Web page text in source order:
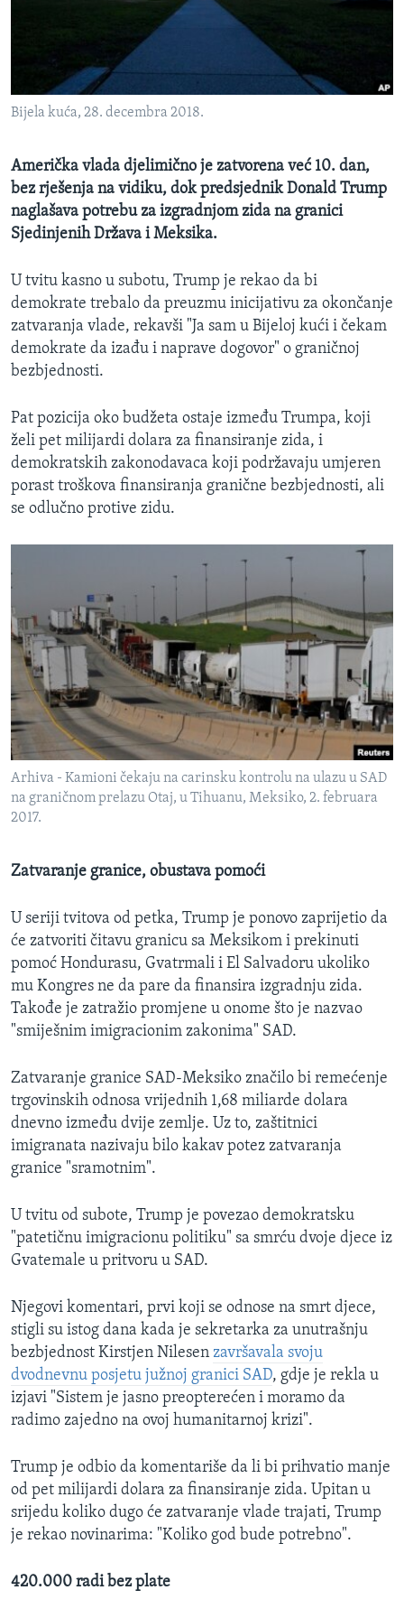
O GLASU AMERIKE
Learning English
Jezici
Bijela kuća, 28. decembra 2018.
Američka vlada djelimično je zatvorena već 10. dan,
bez rješenja na vidiku, dok predsjednik Donald Trump
naglašava potrebu za izgradnjom zida na granici
Sjedinjenih Država i Meksika.
U tvitu kasno u subotu, Trump je rekao da bi
demokrate trebalo da preuzmu inicijativu za okončanje
zatvaranja vlade, rekavši "Ja sam u Bijeloj kući i čekam
demokrate da izađu i naprave dogovor" o graničnoj
bezbjednosti.
Pat pozicija oko budžeta ostaje između Trumpa, koji
želi pet milijardi dolara za finansiranje zida, i
demokratskih zakonodavaca koji podržavaju umjeren
porast troškova finansiranja granične bezbjednosti, ali
se odlučno protive zidu.
Arhiva - Kamioni čekaju na carinsku kontrolu na ulazu u SAD
na graničnom prelazu Otaj, u Tihuanu, Meksiko, 2. februara
2017.
Zatvaranje granice, obustava pomoći
U seriji tvitova od petka, Trump je ponovo zaprijetio da
će zatvoriti čitavu granicu sa Meksikom i prekinuti
pomoć Hondurasu, Gvatrmali i El Salvadoru ukoliko
mu Kongres ne da pare da finansira izgradnju zida.
Takođe je zatražio promjene u onome što je nazvao
"smiješnim imigracionim zakonima" SAD.
Zatvaranje granice SAD-Meksiko značilo bi remećenje
trgovinskih odnosa vrijednih 1,68 miliarde dolara
dnevno između dvije zemlje. Uz to, zaštitnici
imigranata nazivaju bilo kakav potez zatvaranja
granice "sramotnim".
U tvitu od subote, Trump je povezao demokratsku
"patetičnu imigracionu politiku" sa smrću dvoje djece iz
Gvatemale u pritvoru u SAD.
Njegovi komentari, prvi koji se odnose na smrt djece,
stigli su istog dana kada je sekretarka za unutrašnju
bezbjednost Kirstjen Nilesen završavala svoju
dvodnevnu posjetu južnoj granici SAD, gdje je rekla u
izjavi "Sistem je jasno preopterećen i moramo da
radimo zajedno na ovoj humanitarnoj krizi".
Trump je odbio da komentariše da li bi prihvatio manje
od pet milijardi dolara za finansiranje zida. Upitan u
srijedu koliko dugo će zatvaranje vlade trajati, Trump
je rekao novinarima: "Koliko god bude potrebno".
420.000 radi bez plate